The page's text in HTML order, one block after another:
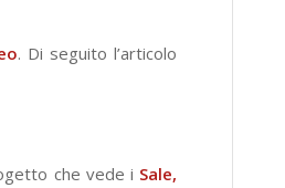
. Di seguito l’articolo
che vede i Sale,